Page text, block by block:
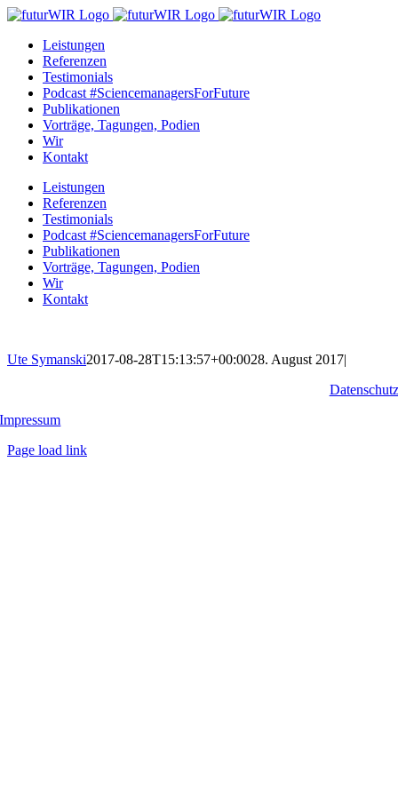
Zum
springenLeistungen
Referenzen
Testimonials
Podcast #SciencemanagersForFuture
Publikationen
Vorträge, Tagungen, Podien
Wir
Kontakt
Leistungen
Referenzen
Testimonials
Podcast #SciencemanagersForFuture
Publikationen
Vorträge, Tagungen, Podien
Wir
Kontakt
Ute Symanski2017-08-28T15:13:57+00:0028. August 2017|
Datenschutz
Impressum
Page load link